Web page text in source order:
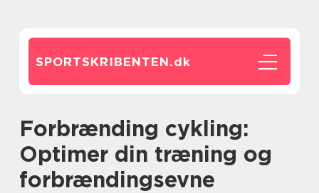
SPORTSKRIBENTEN.dk
Forbrænding cykling:
Optimer din træning og
forbrændingsevne